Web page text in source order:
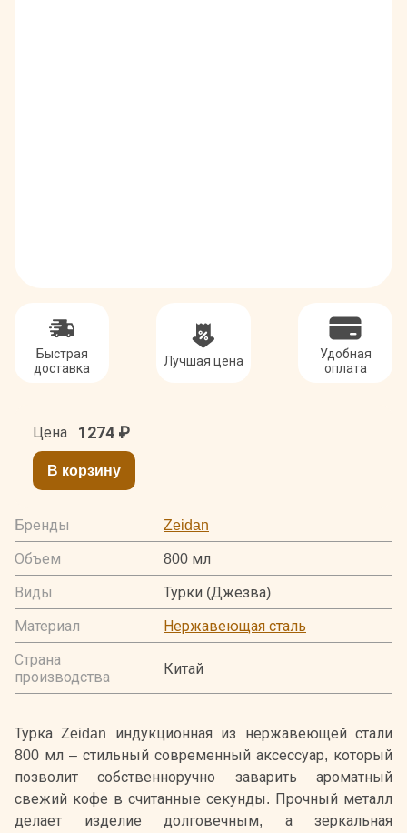
Быстрая
доставка
Лучшая цена
Удобная
оплата
Цена 1274 ₽
В корзину
Бренды
Zeidan
Объем
800 мл
Виды
Турки (Джезва)
Материал
Нержавеющая сталь
Страна
производства
Китай
Турка Zeidan индукционная из нержавеющей стали
800 мл – стильный современный аксессуар, который
позволит собственноручно заварить ароматный
свежий кофе в считанные секунды. Прочный металл
делает изделие долговечным, а зеркальная